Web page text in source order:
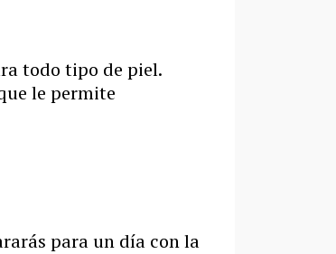
todo tipo de piel.
le permite
para un día con la